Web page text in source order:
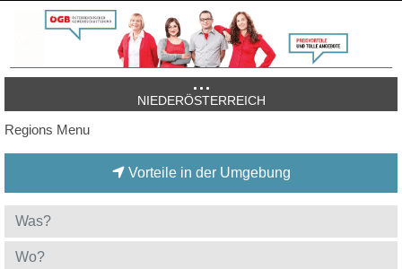
NIEDERÖSTERREICH
Regions Menu
Vorteile in der Umgebung